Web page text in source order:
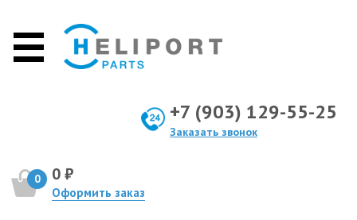
+7 (903) 129-55-25
Заказать звонок
0 0 ₽
Оформить заказ